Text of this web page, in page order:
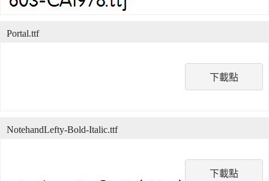
下載點
Portal.ttf
下載點
NotehandLefty-Bold-Italic.ttf